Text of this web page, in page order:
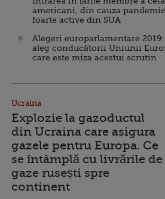
americani, din cauza
foarte active din SUA
Alegeri europarlamentare 2019:
aleg conducătorii Uniunii
care este miza acestui scrutin
Ucraina
Explozie la gazoductul
din Ucraina care asigura
gazele pentru Europa. Ce
se întâmplă cu livrările de
gaze rusești spre
continent